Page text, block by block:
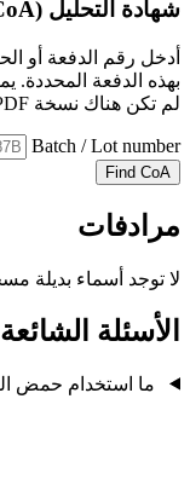
شهادة التحليل (CoA) حسب الدفعة
أدخل رقم الدفعة أو
بهذه الدفعة المحددة.
لم تكن هناك نسخة PDF محفوظة.
Batch / Lot number
Find CoA
مرادفات
لا توجد أسماء بديلة
الأسئلة الشائعة
ما استخدام حمض